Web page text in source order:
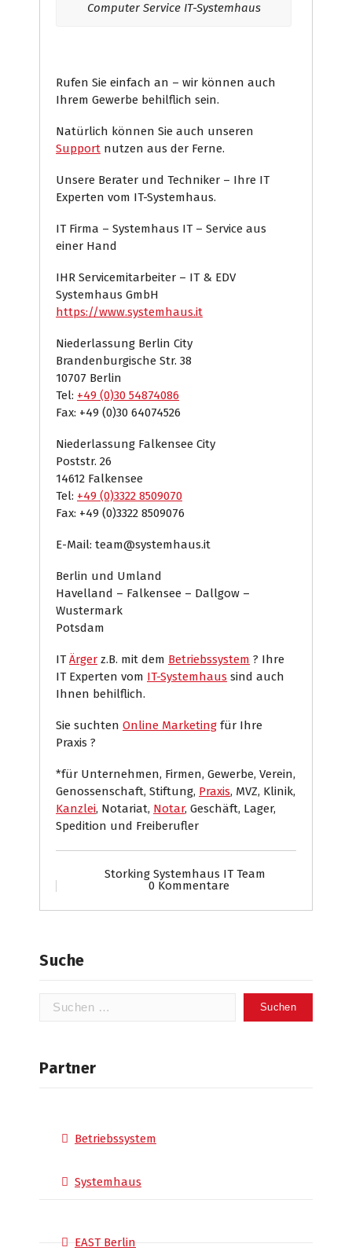
Computer Service IT-Systemhaus
Rufen Sie einfach an – wir können auch
Ihrem Gewerbe behilflich sein.
Natürlich können Sie auch unseren
Support nutzen aus der Ferne.
Unsere Berater und Techniker – Ihre IT
Experten vom IT-Systemhaus.
IT Firma – Systemhaus IT – Service aus
einer Hand
IHR Servicemitarbeiter – IT & EDV
Systemhaus GmbH
https://www.systemhaus.it
Niederlassung Berlin City
Brandenburgische Str. 38
10707 Berlin
Tel: +49 (0)30 54874086
Fax: +49 (0)30 64074526
Niederlassung Falkensee City
Poststr. 26
14612 Falkensee
Tel: +49 (0)3322 8509070
Fax: +49 (0)3322 8509076
E-Mail: team@systemhaus.it
Berlin und Umland
Havelland – Falkensee – Dallgow –
Wustermark
Potsdam
IT Ärger z.B. mit dem Betriebssystem ? Ihre
IT Experten vom IT-Systemhaus sind auch
Ihnen behilflich.
Sie suchten Online Marketing für Ihre
Praxis ?
*für Unternehmen, Firmen, Gewerbe, Verein,
Genossenschaft, Stiftung, Praxis, MVZ, Klinik,
Kanzlei, Notariat, Notar, Geschäft, Lager,
Spedition und Freiberufler
Storking Systemhaus IT Team
0 Kommentare
Suche
Suchen
Partner
Betriebssystem
Systemhaus
EAST Berlin